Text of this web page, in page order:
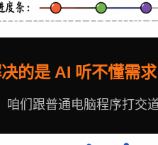
的是 AI 听不懂需求
咱们跟普通电脑程序打交